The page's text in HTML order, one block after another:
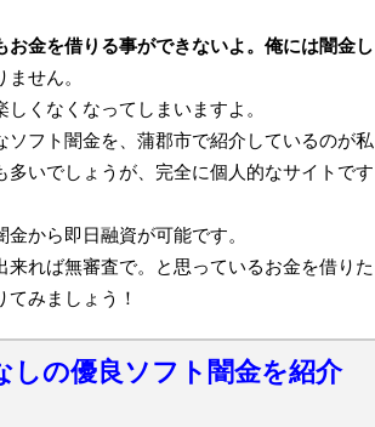
お金を借りる事ができないよ。俺には闇金し
せん。
くなくなってしまいますよ。
フト闇金を、蒲郡市で紹介しているのが私
いでしょうが、完全に個人的なサイトです
から即日融資が可能です。
れば無審査で。と思っているお金を借りた
みましょう！
しの優良ソフト闇金を紹介